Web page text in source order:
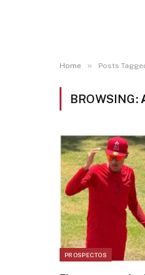
Home » Posts
BROWSING:
PROSPECTOS